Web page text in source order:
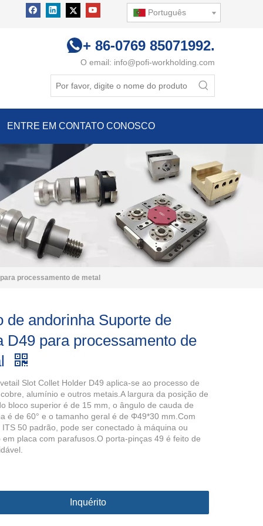
Português
+ 86-0769 85071992.
O email: info@pofi-workholding.com
ENTRE EM CONTATO CONOSCO
processamento de metal
de andorinha Suporte de
D49 para processamento de
Slot Collet Holder D49 aplica-se ao processo de
alumínio e outros metais.A largura da posição de
bloco superior é de 15 mm, o ângulo de cauda de
é de 60° e o tamanho geral é de Φ49*30 mm.Com
ITS 50 padrão, pode ser conectado à máquina ou
em placa com parafusos.O porta-pinças 49 é feito de
Inquérito